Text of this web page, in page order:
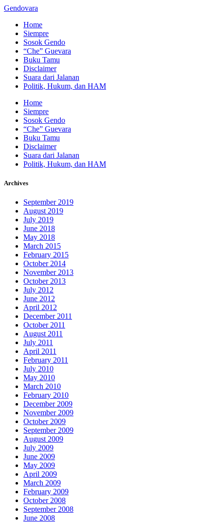
Gendovara
Home
Siempre
Sosok Gendo
“Che” Guevara
Buku Tamu
Disclaimer
Suara dari Jalanan
Politik, Hukum, dan HAM
Home
Siempre
Sosok Gendo
“Che” Guevara
Buku Tamu
Disclaimer
Suara dari Jalanan
Politik, Hukum, dan HAM
Archives
September 2019
August 2019
July 2019
June 2018
May 2018
March 2015
February 2015
October 2014
November 2013
October 2013
July 2012
June 2012
April 2012
December 2011
October 2011
August 2011
July 2011
April 2011
February 2011
July 2010
May 2010
March 2010
February 2010
December 2009
November 2009
October 2009
September 2009
August 2009
July 2009
June 2009
May 2009
April 2009
March 2009
February 2009
October 2008
September 2008
June 2008